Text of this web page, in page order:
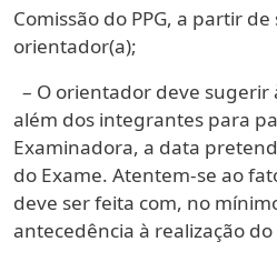
Comissão do PPG, a partir
orientador(a);
– O orientador deve sugerir
além dos integrantes para
Examinadora, a data
do Exame. Atentem-se ao
deve ser feita com, no
antecedência à realização do